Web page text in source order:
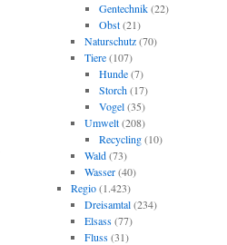
Gentechnik(22)
Obst(21)
Naturschutz(70)
Tiere(107)
Hunde(7)
Storch(17)
Vogel(35)
Umwelt(208)
Recycling(10)
Wald(73)
Wasser(40)
Regio(1.423)
Dreisamtal(234)
Elsass(77)
Fluss(31)